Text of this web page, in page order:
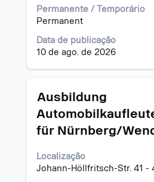
Permanente / Temporário
Permanent
Data de publicação
10 de ago. de 2026
barra
de
pressionada
para
visualizar
as
informações
dela.
Título
Ausbildung
für Nürnberg/
Localização
Johann-Höllfritsch-Str. 41 -
Selecione
vaga
com
barra
de